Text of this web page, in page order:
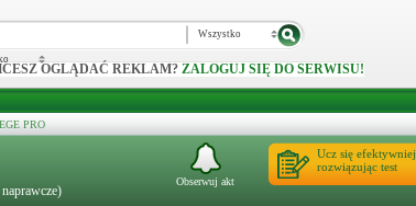
Wszystko
OGLĄDAĆ REKLAM? ZALOGUJ SIĘ DO SERWISU!
PRO
Ucz się efektywniej
rozwiązując test
Obserwuj akt